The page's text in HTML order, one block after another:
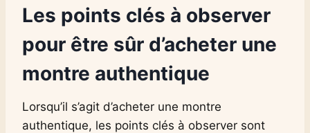
Les points clés à observer
pour être sûr d’acheter une
montre authentique
Lorsqu’il s’agit d’acheter une montre
authentique, les points clés à observer sont